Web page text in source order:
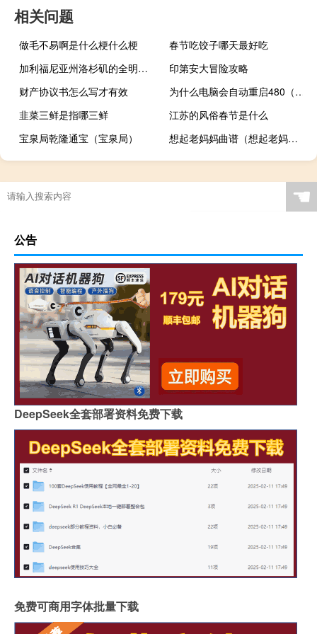
相关问题
做毛不易啊是什么梗什么梗
春节吃饺子哪天最好吃
加利福尼亚州洛杉矶的全明星福特公司已经将GT350轿跑车的售价定为78,345美元
印第安大冒险攻略
财产协议书怎么写才有效
为什么电脑会自动重启480（为什么电脑会自动重启）
韭菜三鲜是指哪三鲜
江苏的风俗春节是什么
宝泉局乾隆通宝（宝泉局）
想起老妈妈曲谱（想起老妈妈）
☚
公告
DeepSeek全套部署资料免费下载
免费可商用字体批量下载